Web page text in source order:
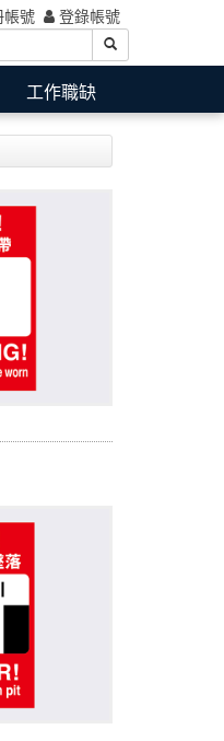
登錄帳號
帳號
工作職缺